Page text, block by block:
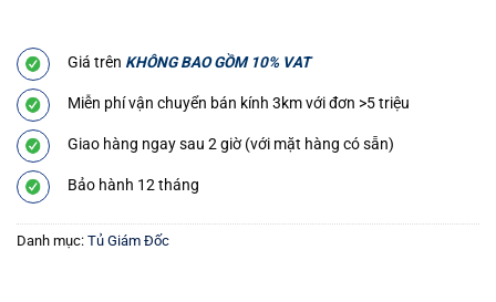
Giá trên KHÔNG BAO GỒM 10% VAT
Miễn phí vận chuyển bán kính 3km với đơn >5 triệu
Giao hàng ngay sau 2 giờ (với mặt hàng có sẵn)
Bảo hành 12 tháng
Danh mục: Tủ Giám Đốc